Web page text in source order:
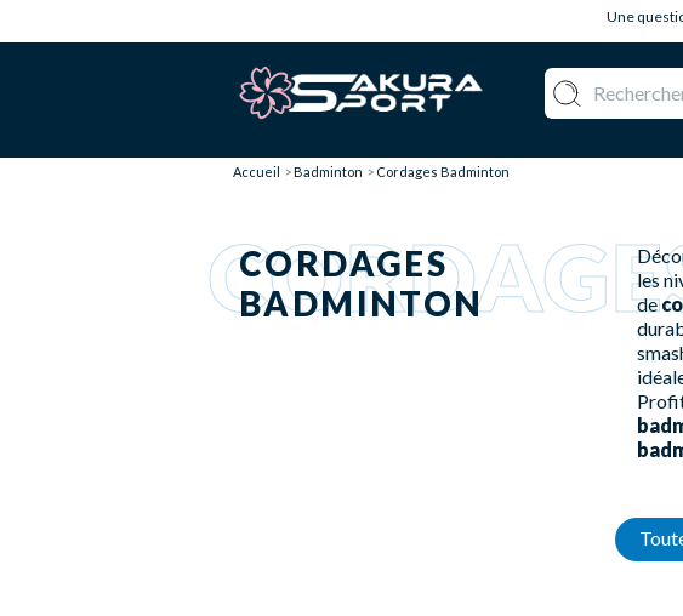
Une
Accueil Badminton Cordages Badminton
CORDAGES
BADMINTON
les
de